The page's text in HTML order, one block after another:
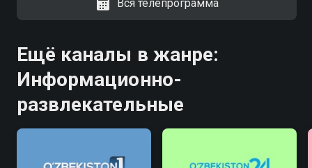
Вся телепрограмма
Ещё каналы в жанре:
Информационно-
развлекательные